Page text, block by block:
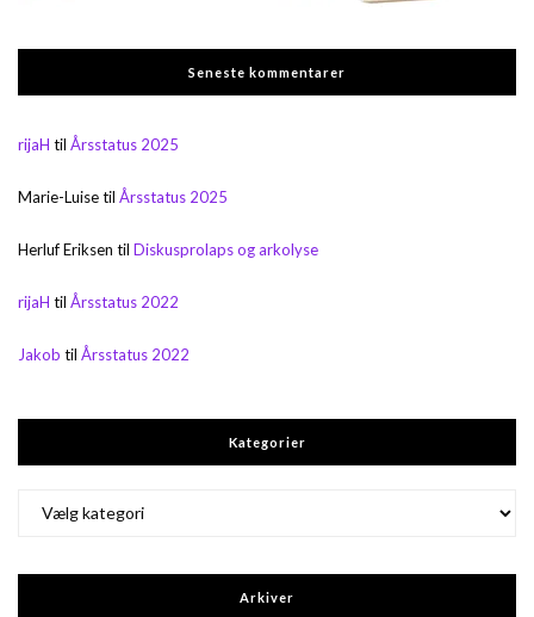
Seneste kommentarer
rijaH til Årsstatus 2025
Marie-Luisetil Årsstatus 2025
Herluf Eriksen til Diskusprolaps og arkolyse
rijaH til Årsstatus 2022
Jakob til Årsstatus 2022
Kategorier
Arkiver